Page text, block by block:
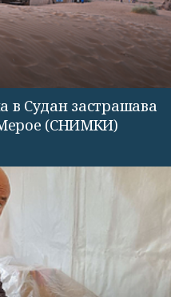
Судан застрашава
(СНИМКИ)